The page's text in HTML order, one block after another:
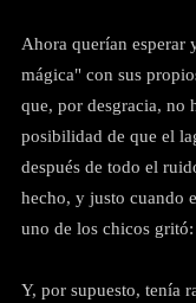
Ahora querían esperar
mágica" con sus
que, por desgracia, no
posibilidad de que el
después de todo el
hecho, y justo cuando
uno de los chicos
Y, por supuesto, tenía